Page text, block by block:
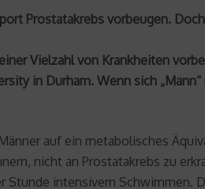
Prostatakrebs vorbeugen.
Vielzahl von Krankheiten
in Durham. Wenn sich
auf ein metabolisches
nicht an Prostatakrebs zu
intensivem